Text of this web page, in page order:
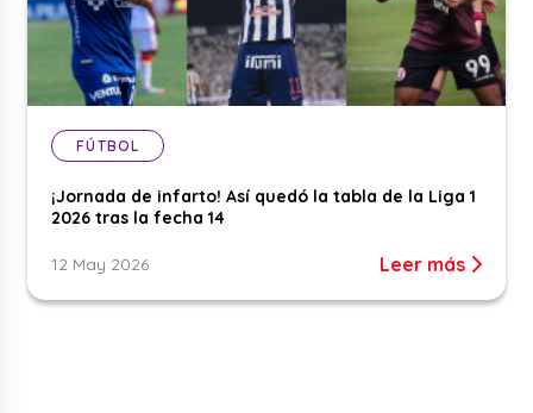
FÚTBOL
¡Jornada de infarto! Así quedó la tabla de la Liga 1
2026 tras la fecha 14
12 May 2026 Leer más